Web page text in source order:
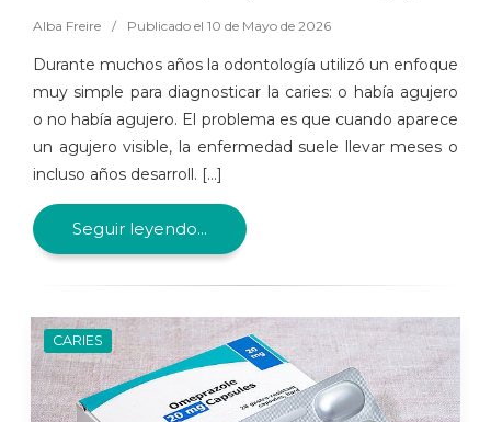
Alba Freire / Publicado el 10 de Mayo de 2026
Durante muchos años la odontología utilizó un enfoque
muy simple para diagnosticar la caries: o había agujero
o no había agujero. El problema es que cuando aparece
un agujero visible, la enfermedad suele llevar meses o
incluso años desarroll. [...]
Seguir leyendo...
CARIES